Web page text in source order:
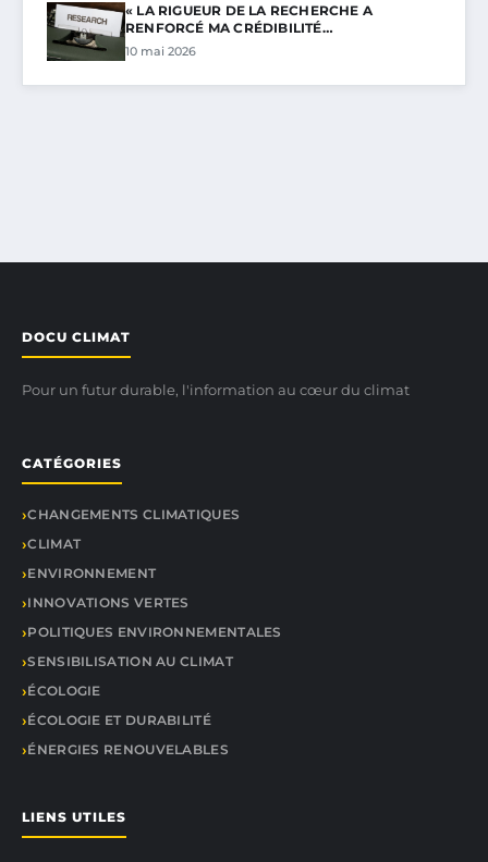
« LA RIGUEUR DE LA RECHERCHE A
RENFORCÉ MA CRÉDIBILITÉ…
10 mai 2026
DOCU CLIMAT
Pour un futur durable, l'information au cœur du climat
CATÉGORIES
CHANGEMENTS CLIMATIQUES
CLIMAT
ENVIRONNEMENT
INNOVATIONS VERTES
POLITIQUES ENVIRONNEMENTALES
SENSIBILISATION AU CLIMAT
ÉCOLOGIE
ÉCOLOGIE ET DURABILITÉ
ÉNERGIES RENOUVELABLES
LIENS UTILES